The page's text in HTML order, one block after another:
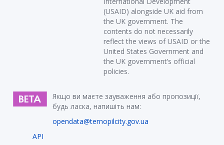
(USAID) alongside UK aid from
the UK government. The
contents do not necessarily
reflect the views of USAID or the
United States Government and
the UK government’s official
policies.
Якщо ви маєте зауваження або пропозиції,
будь ласка, напишіть нам:
opendata@ternopilcity.gov.ua
API